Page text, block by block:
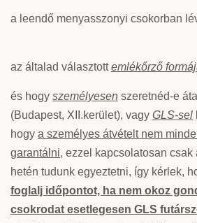
a leendő menyasszonyi csokorban
az általad választottemlékőrző
és hogy személyesen szeretnéd-e
(Budapest, XII.kerület), vagy GLS-sel
hogy a személyes átvételt nem
garantálni, ezzel kapcsolatosan csak
hetén tudunk egyeztetni, így kérlek,
foglalj időpontot, ha nem okoz
csokrodat esetlegesen GLS